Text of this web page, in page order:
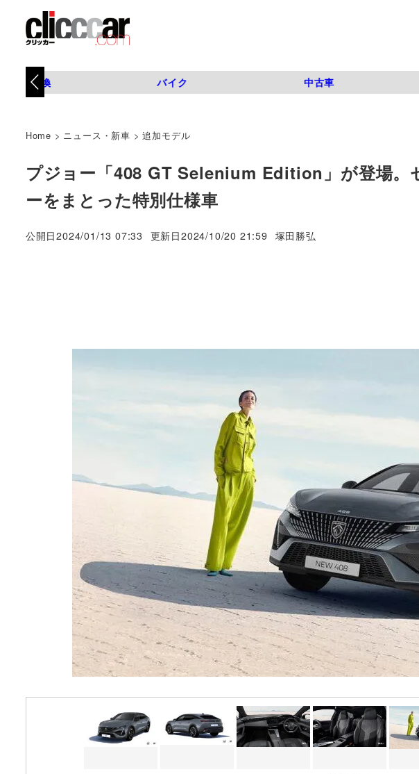
タイヤ交換 バイク 中古車
Home > ニュース・新車 >追加モデル
プジョー「408 GT Selenium Edition」が登場。
ーをまとった特別仕様車
公開日2024/01/13 07:33 更新日2024/10/20 21:59 著
塚田勝弘